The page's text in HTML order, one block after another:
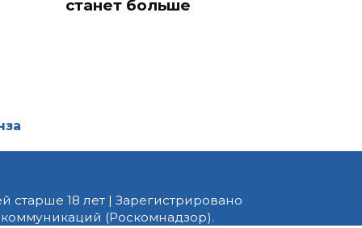
станет больше
18 лет | Зарегистрировано
(Роскомнадзор).